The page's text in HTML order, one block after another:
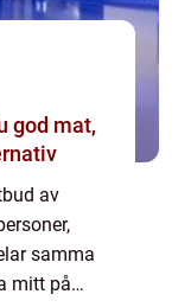
av
samma
mitt på